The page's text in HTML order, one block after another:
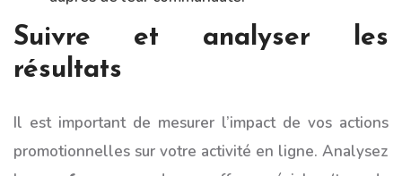
Suivre et analyser les
résultats
Il est important de mesurer l’impact de vos actions
promotionnelles sur votre activité en ligne. Analysez